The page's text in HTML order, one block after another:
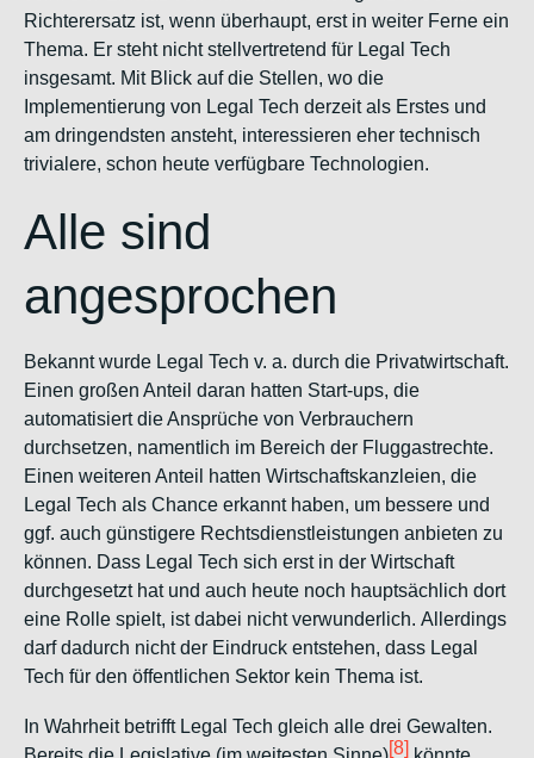
Richterersatz ist, wenn überhaupt, erst in weiter Ferne ein
Thema. Er steht nicht stellvertretend für Legal Tech
insgesamt. Mit Blick auf die Stellen, wo die
Implementierung von Legal Tech derzeit als Erstes und
am dringendsten ansteht, interessieren eher technisch
trivialere, schon heute verfügbare Technologien.
Alle sind
angesprochen
Bekannt wurde Legal Tech v. a. durch die Privatwirtschaft.
Einen großen Anteil daran hatten Start-ups, die
automatisiert die Ansprüche von Verbrauchern
durchsetzen, namentlich im Bereich der Fluggastrechte.
Einen weiteren Anteil hatten Wirtschaftskanzleien, die
Legal Tech als Chance erkannt haben, um bessere und
ggf. auch günstigere Rechtsdienstleistungen anbieten zu
können. Dass Legal Tech sich erst in der Wirtschaft
durchgesetzt hat und auch heute noch hauptsächlich dort
eine Rolle spielt, ist dabei nicht verwunderlich. Allerdings
darf dadurch nicht der Eindruck entstehen, dass Legal
Tech für den öffentlichen Sektor kein Thema ist.
In Wahrheit betrifft Legal Tech gleich alle drei Gewalten.
[8]